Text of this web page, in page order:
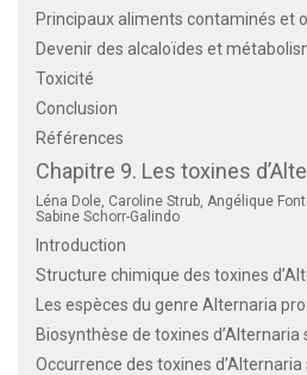
Principaux aliments contaminés et
Devenir des alcaloïdes et
Toxicité
Conclusion
Références
Chapitre 9. Les toxines
Léna Dole, Caroline Strub, Angélique
Sabine Schorr-Galindo
Introduction
Structure chimique des toxines
Les espèces du genre Alternaria
Biosynthèse de toxines d’Alternaria
Occurrence des toxines